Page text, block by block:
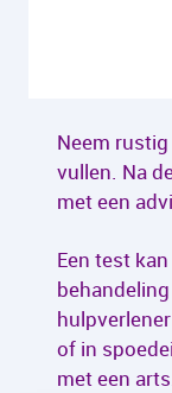
Neem
vullen. Na
met een
Een test
of in
met een arts.